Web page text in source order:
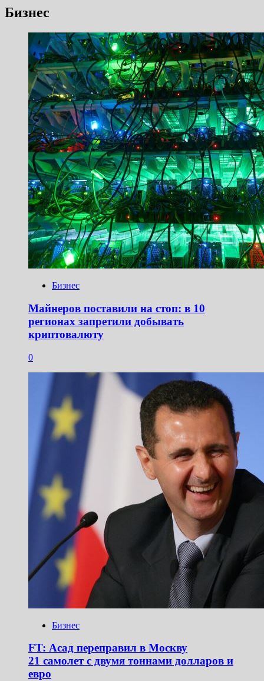
Бизнес
Бизнес
Майнеров поставили на стоп: в 10
регионах запретили добывать
криптовалюту
0
Бизнес
FT: Асад переправил в Москву
21 самолет с двумя тоннами долларов и
евро